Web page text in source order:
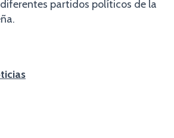
partidos políticos de la